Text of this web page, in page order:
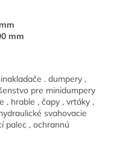
mm
. dumpery ,
pre minidumpery
, hrable , čapy , vrtáky ,
svahovacie
palec , ochrannú